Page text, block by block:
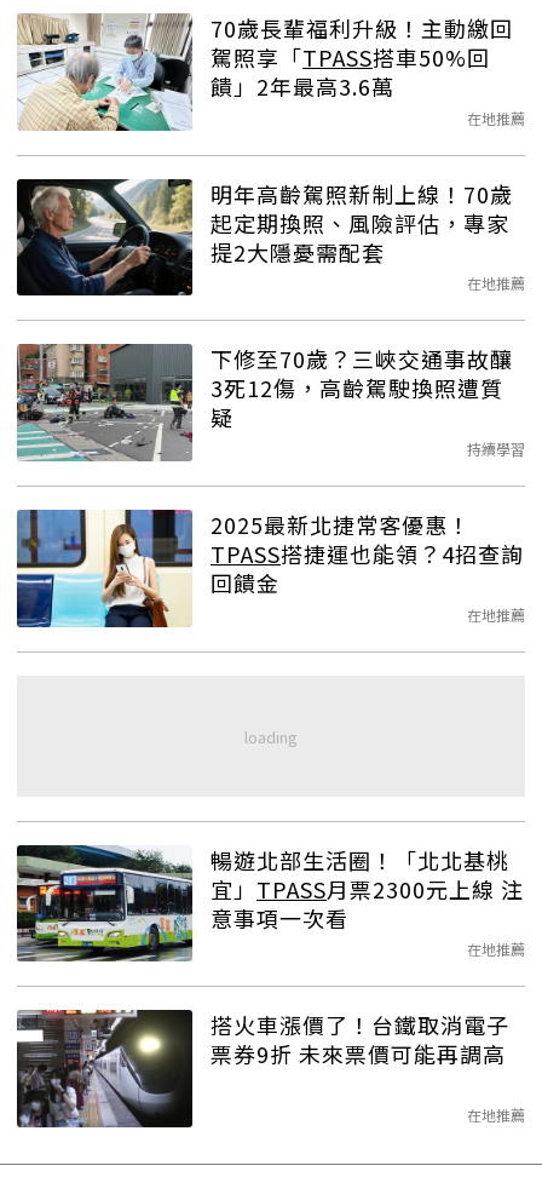
70歲長輩福利升級！主動繳回
駕照享「TPASS搭車50%回
饋」2年最高3.6萬
在地推薦
明年高齡駕照新制上線！70歲
起定期換照、風險評估，專家
提2大隱憂需配套
在地推薦
下修至70歲？三峽交通事故釀
3死12傷，高齡駕駛換照遭質
疑
持續學習
2025最新北捷常客優惠！
TPASS搭捷運也能領？4招查詢
回饋金
在地推薦
暢遊北部生活圈！「北北基桃
宜」 TPASS月票2300元上線 注
意事項一次看
在地推薦
搭火車漲價了！台鐵取消電子
票券9折 未來票價可能再調高
在地推薦